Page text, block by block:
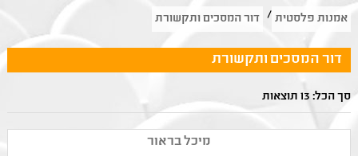
אמנות פלסטית / דור המסכים ותקשורת
דור המסכים ותקשורת
סך הכל: 13 תוצאות
מיכל בראור